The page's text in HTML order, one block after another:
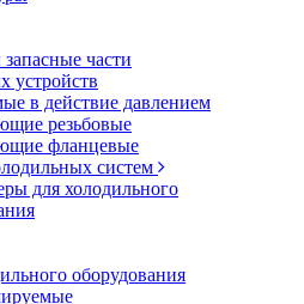
части
устройств
в действие давлением
резьбовые
фланцевые
систем
для холодильного
оборудования